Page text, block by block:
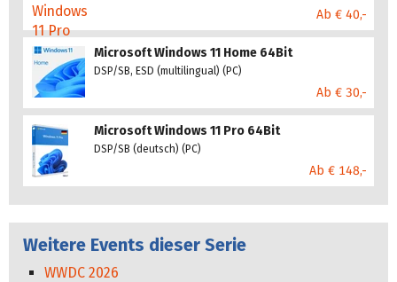
Ab € 40,-
Microsoft Windows 11 Home 64Bit
DSP/SB, ESD (multilingual) (PC)
Ab € 30,-
Microsoft Windows 11 Pro 64Bit
DSP/SB (deutsch) (PC)
Ab € 148,-
Weitere Events dieser Serie
WWDC 2026